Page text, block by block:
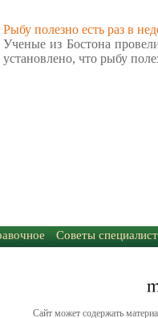
Рыбу полезно есть раз в
Ученые из Бостона
установлено, что рыбу
Советы
Сайт может содержать